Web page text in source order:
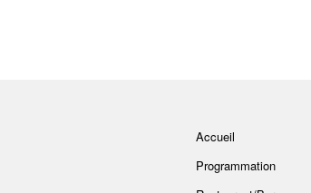
Accueil
Programmation